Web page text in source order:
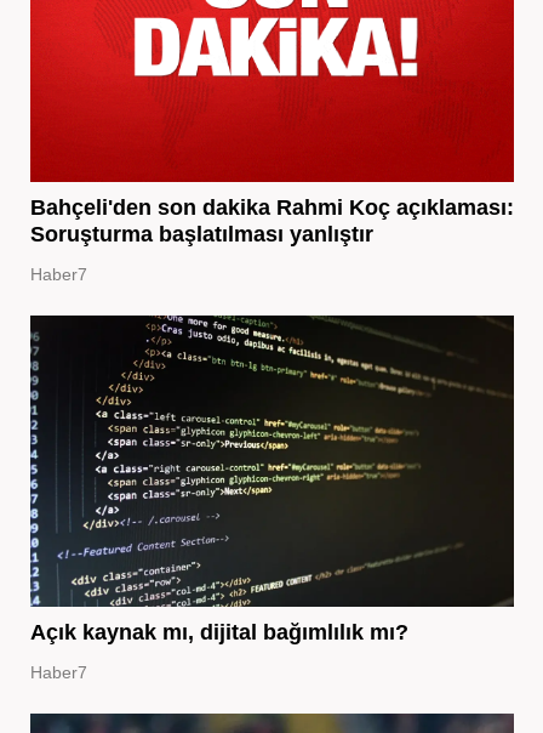
Bahçeli'den son dakika Rahmi Koç açıklaması:
Soruşturma başlatılması yanlıştır
Haber7
Açık kaynak mı, dijital bağımlılık mı?
Haber7